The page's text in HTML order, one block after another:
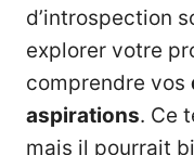
d’introspection
explorer votre
comprendre vos
aspirations. Ce
mais il pourrait